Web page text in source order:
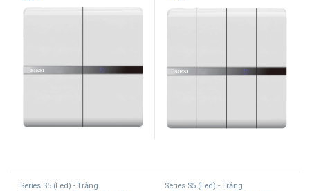
Series S5 (Led) - Trắng Series S5 (Led) - Trắng